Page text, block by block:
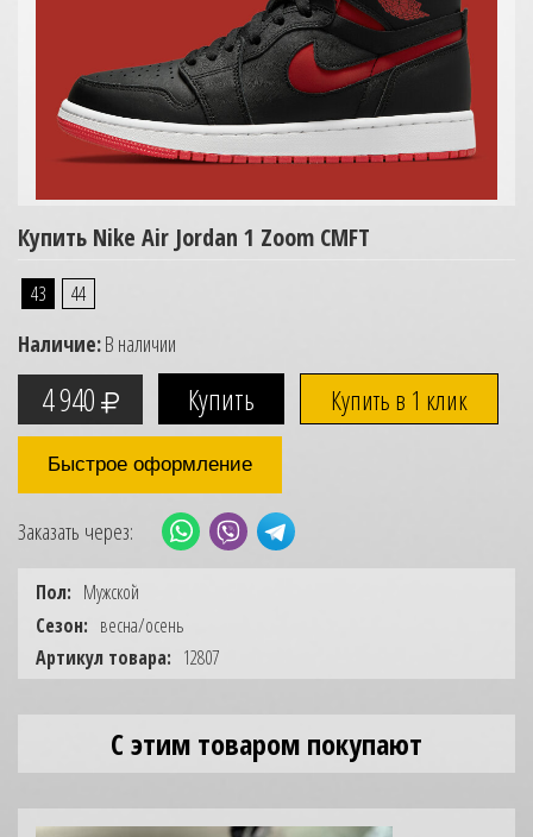
Купить Nike Air Jordan 1 Zoom CMFT
43 44
Наличие:В наличии
4 940 Купить в 1 клик
Быстрое оформление
Заказать через:
Пол: Мужской
Сезон: весна/осень
Артикул товара: 12807
С этим товаром покупают